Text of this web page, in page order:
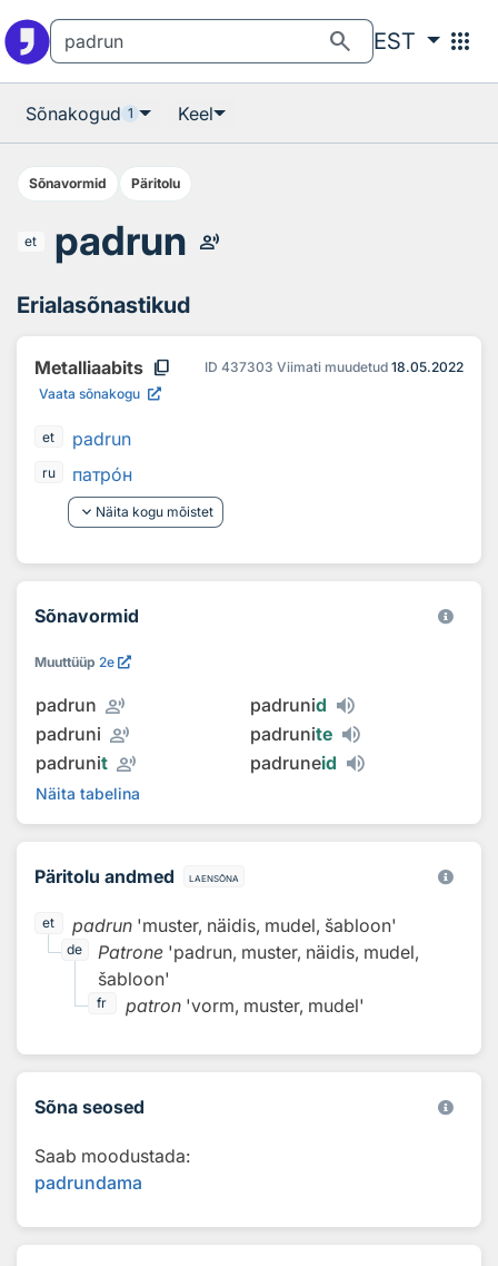
search EST apps
Sõnakogud 1 Keel
Sõnavormid Päritolu
et padrun record_voice_over
Erialasõnastikud
Metalliaabits content_copy ID 437303 Viimati muudetud 18.05.2022
Vaata sõnakogu
et padrun
ru патрон
keyboard_arrow_down Näita kogu mõistet
Sõnavormid
Muuttüüp 2e
padrun record_voice_over padrunid
padruni record_voice_over padrunite
padrunit record_voice_over padruneid
Näita tabelina
Päritolu andmed laensõna
et padrun 'muster, näidis, mudel, šabloon'
de Patrone 'padrun, muster, näidis, mudel,
šabloon'
fr patron 'vorm, muster, mudel'
Sõna seosed
Saab moodustada:
padrundama